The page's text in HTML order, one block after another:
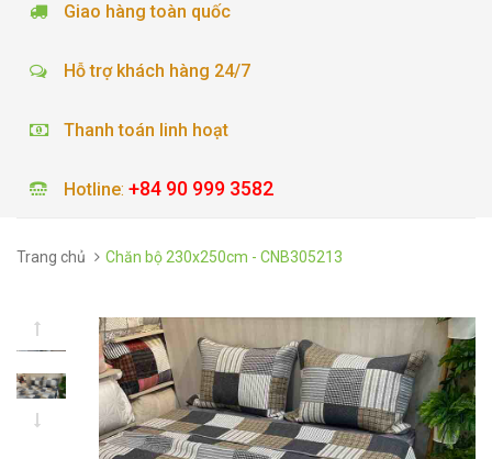
Giao hàng toàn quốc
Hỗ trợ khách hàng 24/7
Thanh toán linh hoạt
Hotline: +84 90 999 3582
Trang chủ Chăn bộ 230x250cm - CNB305213